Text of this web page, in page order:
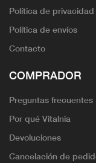
Política de privacidad
Política de envíos
Contacto
COMPRADOR
Preguntas frecuentes
Por qué Vitalnia
Devoluciones
Cancelación de